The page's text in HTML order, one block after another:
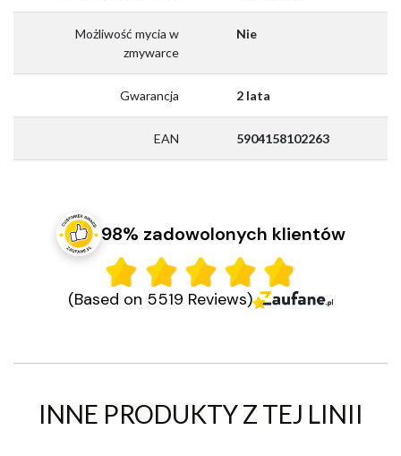
Możliwość mycia w
zmywarce
Nie
Gwarancja 2 lata
EAN 5904158102263
98% zadowolonych klientów
(Based on 5519 Reviews)
INNE PRODUKTY Z TEJ LINII